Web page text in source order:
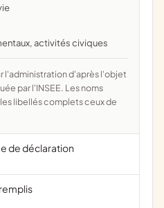
activités civiques
par l'INSEE. Les noms
libellés complets ceux de
de déclaration